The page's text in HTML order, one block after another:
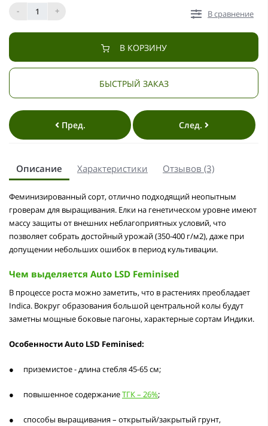
-
+
В сравнение
В КОРЗИНУ
БЫСТРЫЙ ЗАКАЗ
Пред. След.
Описание Характеристики Отзывов (3)
Феминизированный сорт, отлично подходящий неопытным
гроверам для выращивания. Елки на генетическом уровне имеют
массу защиты от внешних неблагоприятных условий, что
позволяет собрать достойный урожай (350-400 г/м2), даже при
допущении небольших ошибок в период культивации.
Чем выделяется Auto LSD Feminised
В процессе роста можно заметить, что в растениях преобладает
Indica. Вокруг образования большой центральной колы будут
заметны мощные боковые пагоны, характерные сортам Индики.
Особенности Auto LSD Feminised:
● приземистое - длина стебля 45-65 см;
● повышенное содержаниеТГК – 26%;
●
способы выращивания – открытый/закрытый грунт,